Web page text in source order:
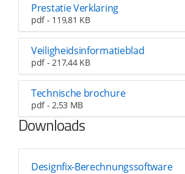
Prestatie Verklaring
pdf - 119,81 KB
Veiligheidsinformatieblad
pdf - 217,44 KB
Technische brochure
pdf - 2,53 MB
Downloads
Designfix-Berechnungssoftware